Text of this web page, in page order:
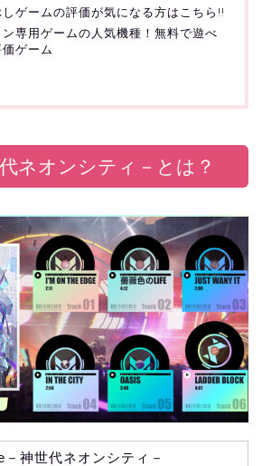
ゲームの評価が気になる方はこちら!!
専用ゲームの人気機種！無料で遊べ
ゲーム
ネオンシティ－とは？
神世代ネオンシティ－